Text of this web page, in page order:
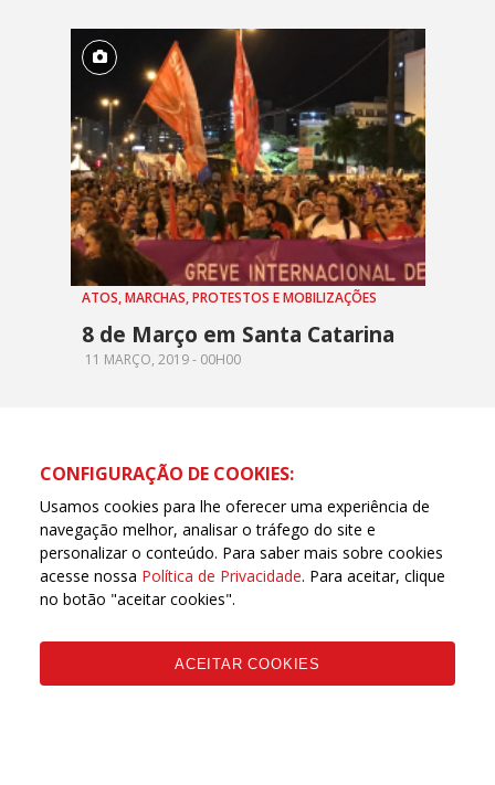
ATOS, MARCHAS, PROTESTOS E MOBILIZAÇÕES
8 de Março em Santa Catarina
11 MARÇO, 2019 - 00H00
CONFIGURAÇÃO DE COOKIES:
Usamos cookies para lhe oferecer uma experiência de
navegação melhor, analisar o tráfego do site e
personalizar o conteúdo. Para saber mais sobre cookies
acesse nossa Política de Privacidade. Para aceitar, clique
no botão "aceitar cookies".
ACEITAR COOKIES